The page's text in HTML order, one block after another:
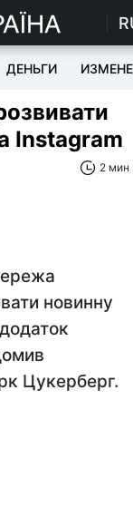
ДЕНЬГИ
Instagram
2 мин
новинну
Цукерберг.